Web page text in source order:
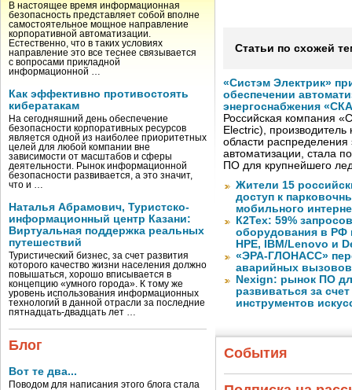
В настоящее время информационная
безопасность представляет собой вполне
самостоятельное мощное направление
корпоративной автоматизации.
Естественно, что в таких условиях
направление это все теснее связывается
с вопросами прикладной
информационной …
Как эффективно противостоять
кибератакам
На сегодняшний день обеспечение
безопасности корпоративных ресурсов
является одной из наиболее приоритетных
целей для любой компании вне
зависимости от масштабов и сферы
деятельности. Рынок информационной
безопасности развивается, а это значит,
что и …
Наталья Абрамович, Туристско-
информационный центр Казани:
Виртуальная поддержка реальных
путешествий
Туристический бизнес, за счет развития
которого качество жизни населения должно
повышаться, хорошо вписывается в
концепцию «умного города». К тому же
уровень использования информационных
технологий в данной отрасли за последние
пятнадцать-двадцать лет …
Блог
Вот те два...
Поводом для написания этого блога стала
Статьи по схожей
«Систэм Электрик»
обеспечении
энергоснабжения
Российская компания
Electric),
области распределения
автоматизации, стала
ПО для крупнейшего
Жители 15
доступ к
мобильного
К2Тех: 59%
оборудования в РФ
HPE, IBM/Lenovo и
«ЭРА-ГЛОНАСС»
аварийных вызовов
Nexign: рынок ПО
развиваться за
инструментов
События